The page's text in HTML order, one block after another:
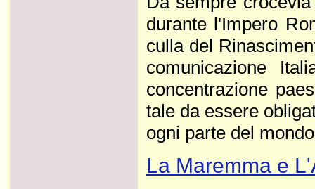
durante l'Impero
culla del
comunicazione
concentrazione
tale da essere
ogni parte del
La Maremma e